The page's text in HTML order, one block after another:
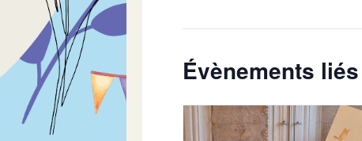
Évènements liés